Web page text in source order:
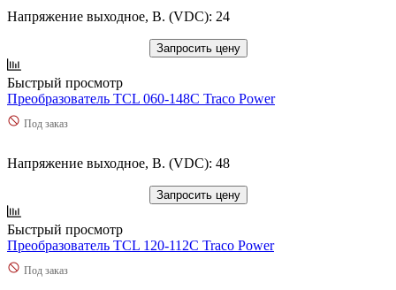
Напряжение выходное, В. (VDC): 24
Запросить цену
Быстрый просмотр
Преобразователь TCL 060-148C Traco Power
Под заказ
Напряжение выходное, В. (VDC): 48
Запросить цену
Быстрый просмотр
Преобразователь TCL 120-112C Traco Power
Под заказ